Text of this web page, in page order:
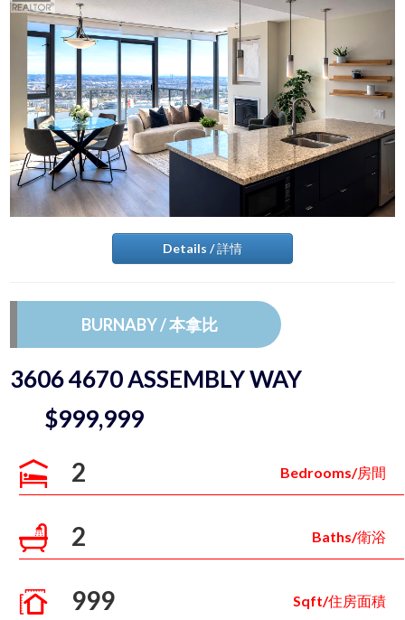
Details / 詳情
BURNABY / 本拿比
3606 4670 ASSEMBLY WAY
$999,999
2 Bedrooms/房間
2 Baths/衛浴
999 Sqft/住房面積